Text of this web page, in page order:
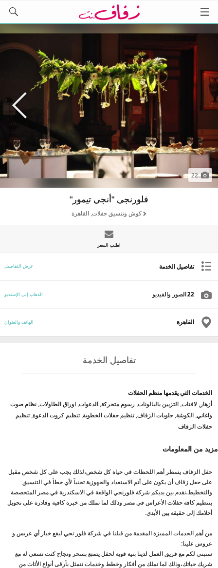
22
فلورنجى "أنجي تيمور"
كوش وتنسيق حفلات, القاهرة
اطلب السعر
تفاصيل الخدمة عرض التفاصيل
22 الصور والفيديو الذهاب إلى الإستديو
القاهرة الهاتف والعنوان
تفاصيل الخدمة
الخدمات التي يقدمها منظم الحفلات
أزهار, لافتات, التزيين بالبالونات, رسوم متحركة, الدعوات, اوراق الطاولات, نظام صوت
واغاني, الكوشة, حلويات الزفاف, تنظيم حفلات الخطوبة, تنظيم كروت الدعوة, تنظيم
حفلات الزفاف
مزيد من المعلومات
حفل الزفاف يسطر أهم اللحظات في حياة كل شخص،لذلك يجب على كل شخص مقبل
على حفل زفاف أن يكون على أتم الاستعداد والجهوزية تجنباً لأي خطأ في التنسيق
والتخطيط،نقدم بين يديكم شركة فلورنجي الواقعة في الاسكندرية في مصر المتخصصة
بتنظيم كافة حفلات الأعراس في مصر وذلك لما تملك من خبرة كافية وقادرة على تحويل
أحلامك إلى حقيقة بين الأيدي.
من أهم الخدمات المميزة المقدمة من قبلنا في شركة فلور نجي ليقع خيار أي عريس و
عروس علينا:
سنبني لكم مع فريق العمل لدينا بنية قوية لحفل يتمتع بسحر ونجاح كنت تسعى له مع
شريك حياتك،وذلك لما نملك من أفكار وخطط وخدمات تتمثل بأرقى أنواع الأثاث من